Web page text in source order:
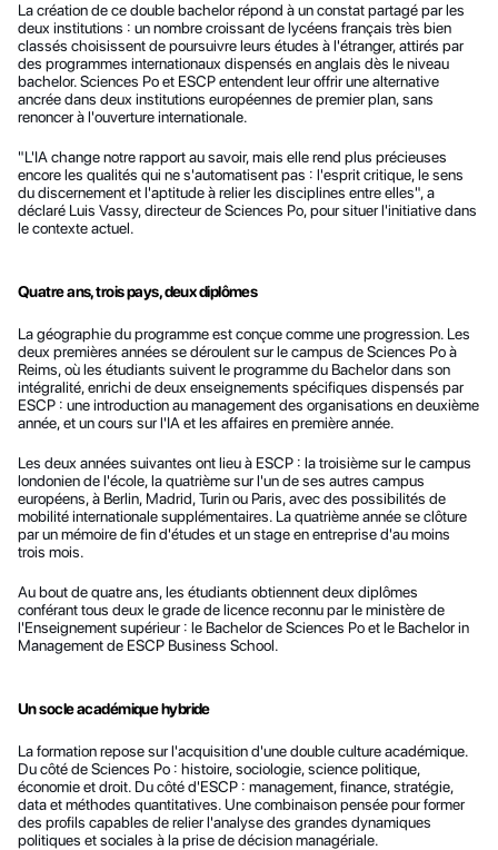
La création de ce double bachelor répond à un constat partagé par les
deux institutions : un nombre croissant de lycéens français très bien
classés choisissent de poursuivre leurs études à l'étranger, attirés par
des programmes internationaux dispensés en anglais dès le niveau
bachelor. Sciences Po et ESCP entendent leur offrir une alternative
ancrée dans deux institutions européennes de premier plan, sans
renoncer à l'ouverture internationale.
"L'IA change notre rapport au savoir, mais elle rend plus précieuses
encore les qualités qui ne s'automatisent pas : l'esprit critique, le sens
du discernement et l'aptitude à relier les disciplines entre elles", a
déclaré Luis Vassy, directeur de Sciences Po, pour situer l'initiative dans
le contexte actuel.
Quatre ans, trois pays, deux diplômes
La géographie du programme est conçue comme une progression. Les
deux premières années se déroulent sur le campus de Sciences Po à
Reims, où les étudiants suivent le programme du Bachelor dans son
intégralité, enrichi de deux enseignements spécifiques dispensés par
ESCP : une introduction au management des organisations en deuxième
année, et un cours sur l'IA et les affaires en première année.
Les deux années suivantes ont lieu à ESCP : la troisième sur le campus
londonien de l'école, la quatrième sur l'un de ses autres campus
européens, à Berlin, Madrid, Turin ou Paris, avec des possibilités de
mobilité internationale supplémentaires. La quatrième année se clôture
par un mémoire de fin d'études et un stage en entreprise d'au moins
trois mois.
Au bout de quatre ans, les étudiants obtiennent deux diplômes
conférant tous deux le grade de licence reconnu par le ministère de
l'Enseignement supérieur : le Bachelor de Sciences Po et le Bachelor in
Management de ESCP Business School.
Un socle académique hybride
La formation repose sur l'acquisition d'une double culture académique.
Du côté de Sciences Po : histoire, sociologie, science politique,
économie et droit. Du côté d'ESCP : management, finance, stratégie,
data et méthodes quantitatives. Une combinaison pensée pour former
des profils capables de relier l'analyse des grandes dynamiques
politiques et sociales à la prise de décision managériale.